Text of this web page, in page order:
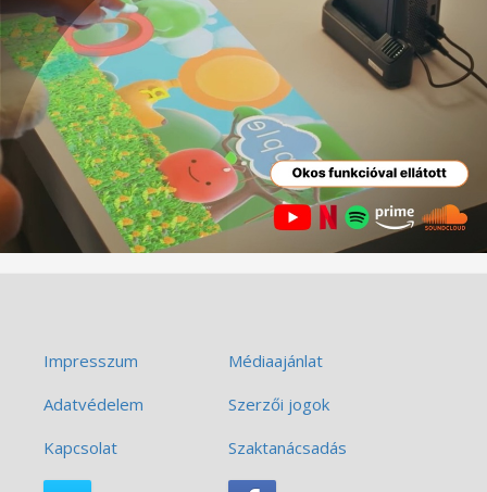
Impresszum
Médiaajánlat
Adatvédelem
Szerzői jogok
Kapcsolat
Szaktanácsadás